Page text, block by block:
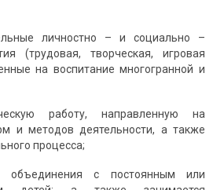
личностно – и социально –
(трудовая, творческая, игровая
на воспитание многогранной и
работу, направленную на
и методов деятельности, а также
процесса;
объединения с постоянным или